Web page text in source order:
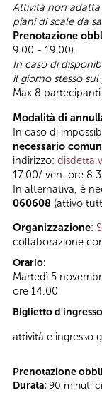
Attività non
piani di scale da
Prenotazione
9.00 - 19.00).
In caso di
il giorno stesso
Max 8 partecipanti.
Modalità di
In caso di
necessario
indirizzo:
17.00/ ven. ore
In alternativa, è
060608 (attivo
Organizzazione:
collaborazione
Orario:
Martedì 5
ore 14.00
Biglietto
attività e ingresso
Prenotazione
Durata: 90 minuti